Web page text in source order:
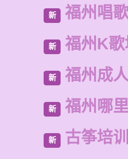
新 福州唱
新 福州K
新 福州成
新 福州哪
新 古筝培